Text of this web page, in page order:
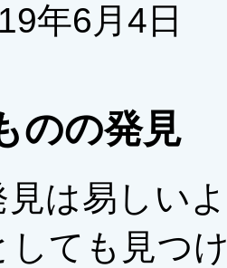
年6月4日
のの発見
は易しい
しても見つ